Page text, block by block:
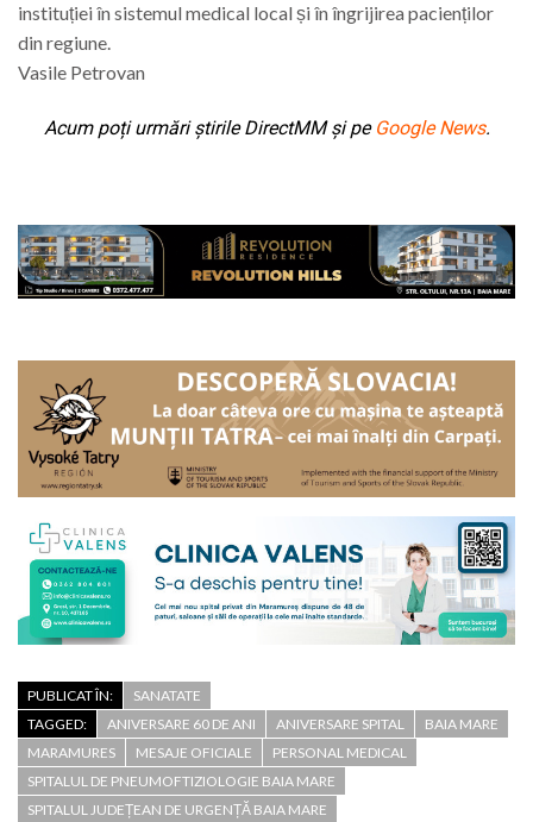
instituției în sistemul medical local și în îngrijirea pacienților
din regiune.
Vasile Petrovan
Acum poți urmări știrile DirectMM și pe Google News.
PUBLICAT ÎN:
SANATATE
TAGGED:
ANIVERSARE 60 DE ANI ANIVERSARE SPITAL
BAIA MARE
MARAMURES
MESAJE OFICIALE
PERSONAL MEDICAL
SPITALUL DE PNEUMOFTIZIOLOGIE BAIA MARE
SPITALUL JUDEȚEAN DE URGENȚĂ BAIA MARE